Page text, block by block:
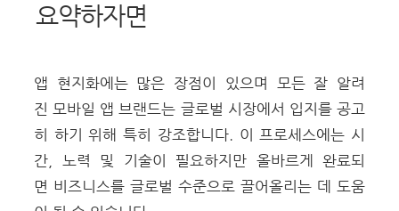
요약하자면
앱 현지화에는 많은 장점이 있으며 모든 잘 알려
진 모바일 앱 브랜드는 글로벌 시장에서 입지를 공고
히 하기 위해 특히 강조합니다. 이 프로세스에는 시
간, 노력 및 기술이 필요하지만 올바르게 완료되
면 비즈니스를 글로벌 수준으로 끌어올리는 데 도움